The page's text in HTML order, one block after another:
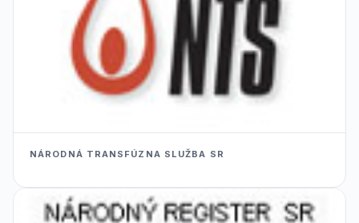
NÁRODNÁ TRANSFÚZNA SLUŽBA SR